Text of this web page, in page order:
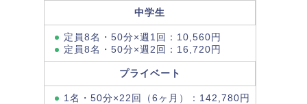
中学生
定員8名・50分×週1回：10,560円
定員8名・50分×週2回：16,720円
プライベート
1名・50分×22回（6ヶ月）：142,780円